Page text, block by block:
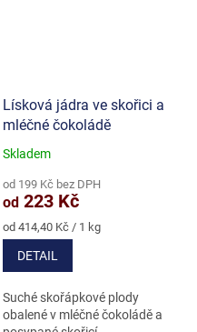
Lísková jádra ve skořici a
mléčné čokoládě
Průměrné
produktu
je
5,0
z
hvězdiček.
Skladem
od 199 Kč bez DPH
od 223 Kč
Měrná
cena:
od 414,40 Kč / 1 kg
DETAIL
Suché skořápkové plody
obalené v mléčné čokoládě a